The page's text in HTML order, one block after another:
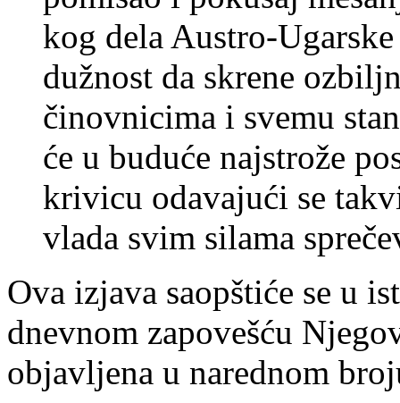
kog dela Austro-
dužnost da skrene
činovnicima i svemu
će u buduće najstrože
krivicu odavajući se
vlada svim silama
Ova izjava saopštiće se u
dnevnom zapovešću
objavljena u narednom